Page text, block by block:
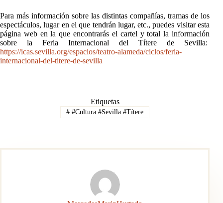
Para más información sobre las distintas compañías, tramas de los
espectáculos, lugar en el que tendrán lugar, etc., puedes visitar esta
página web en la que encontrarás el cartel y total la información
sobre la Feria Internacional del Títere de Sevilla:
https://icas.sevilla.org/espacios/teatro-alameda/ciclos/feria-
internacional-del-titere-de-sevilla
Etiquetas
# #Cultura #Sevilla #Títere